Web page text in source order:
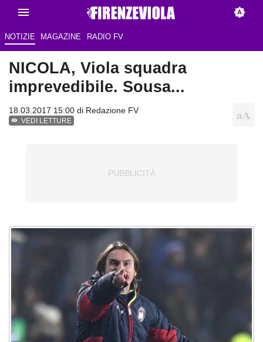
NOTIZIE MAGAZINE RADIO FV
NICOLA, Viola squadra
imprevedibile. Sousa...
18.03.2017 15:00 di Redazione FV
VEDI LETTURE